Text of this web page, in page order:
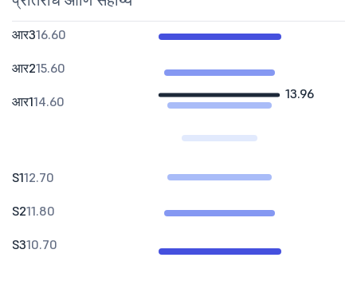
13.96
आर316.60
आर215.60
आर114.60
S112.70
S211.80
S310.70